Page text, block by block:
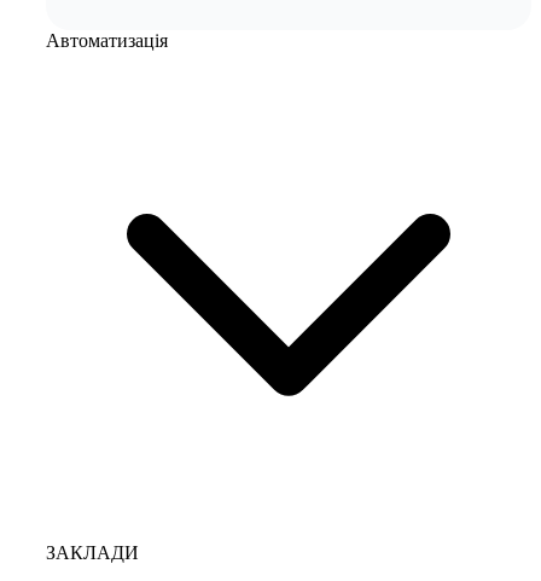
Автоматизація
ЗАКЛАДИ